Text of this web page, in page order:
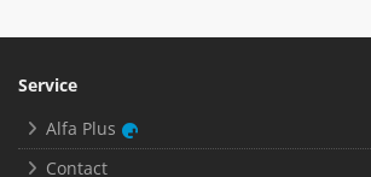
Service
Alfa Plus
Contact